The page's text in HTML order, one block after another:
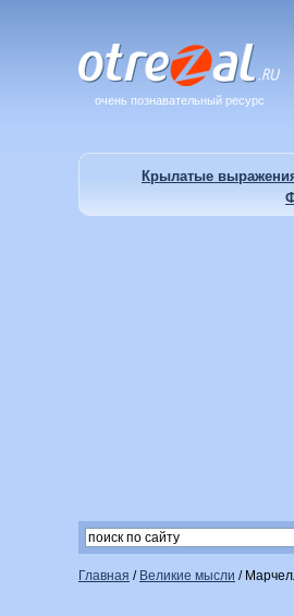
очень познавательный ресурс
Крылатые
Главная / Великие мысли /